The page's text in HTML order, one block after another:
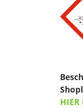
HIER